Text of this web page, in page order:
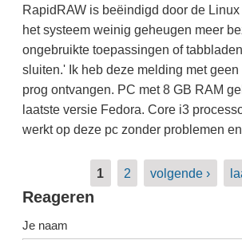
RapidRAW is beëindigd door de
het systeem weinig geheugen meer
ongebruikte toepassingen of
sluiten.' Ik heb deze melding met
prog ontvangen. PC met 8 GB RAM
laatste versie Fedora. Core i3
werkt op deze pc zonder problemen
1 2 volgende ›
Reageren
Je naam